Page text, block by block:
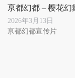
亰都幻都 – 樱花幻
2026年3月13日
亰都幻都宣传片